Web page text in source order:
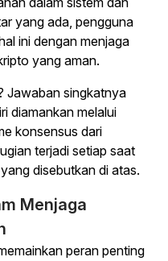
yang ada, pengguna
ini dengan menjaga
yang aman.
Jawaban singkatnya
diamankan melalui
konsensus dari
terjadi setiap saat
disebutkan di atas.
Menjaga
peran penting